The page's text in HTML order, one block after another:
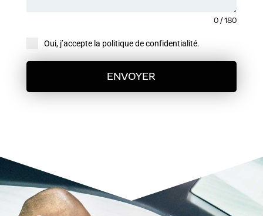
0 / 180
Oui, j’accepte la politique de confidentialité.
ENVOYER